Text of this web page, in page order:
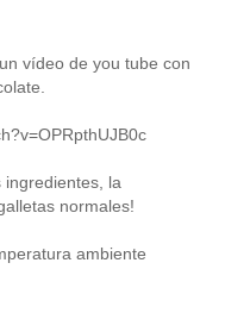
vídeo de you tube con
ingredientes, la
normales!
ambiente